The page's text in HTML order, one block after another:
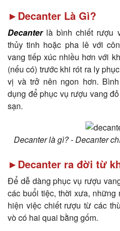
►Decanter Là Gì?
Decanterlà bình chiết rượu
thủy tinh hoặc pha lê với
vang tiếp xúc nhiều hơn với
(nếu có) trước khi rót ra ly
vị và trở nên ngon hơn.
dụng để phục vụ rượu vang
sạn.
Decanter là gì? - Decanter
►Decanter ra đời từ
Để dễ dàng phục vụ rượu
các buổi tiệc, thời xưa,
hiện việc chiết rượu từ các
vò có hai quai bằng gốm.